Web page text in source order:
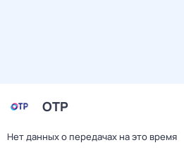
ОТР
Нет данных о передачах на это время